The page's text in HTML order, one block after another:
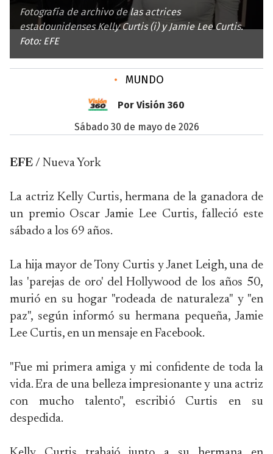
Fotografía de archivo de las actrices
estadounidenses Kelly Curtis (i) y Jamie Lee Curtis.
Foto: EFE
• MUNDO
Por Visión 360
sábado 30 de mayo de 2026
EFE / Nueva York
La actriz Kelly Curtis, hermana de la ganadora de
un premio Oscar Jamie Lee Curtis, falleció este
sábado a los 69 años.
La hija mayor de Tony Curtis y Janet Leigh, una de
las 'parejas de oro' del Hollywood de los años 50,
murió en su hogar "rodeada de naturaleza" y "en
paz", según informó su hermana pequeña, Jamie
Lee Curtis, en un mensaje en Facebook.
"Fue mi primera amiga y mi confidente de toda la
vida. Era de una belleza impresionante y una actriz
con mucho talento", escribió Curtis en su
despedida.